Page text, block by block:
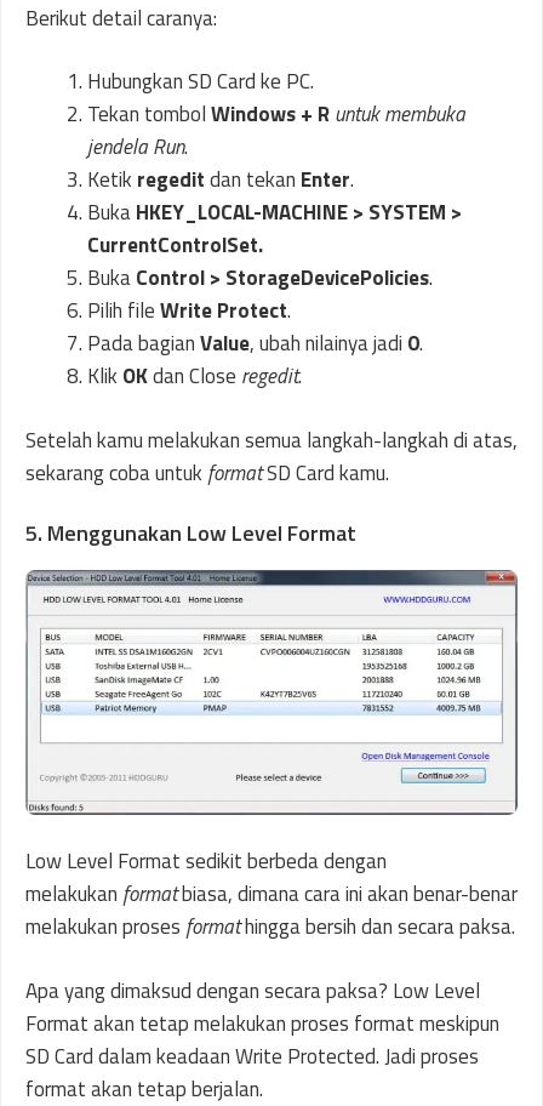
Berikut detail caranya:
Hubungkan SD Card ke PC.
Tekan tombolWindows + Runtuk membuka
jendela Run.
Ketik regeditdan tekan Enter.
BukaHKEY_LOCAL-MACHINE > SYSTEM >
CurrentControlSet.
BukaControl > StorageDevicePolicies.
Pilih fileWrite Protect.
Pada bagianValue, ubah nilainya jadi 0.
Klik OKdan Close regedit.
Setelah kamu melakukan semua langkah-langkah di atas,
sekarang coba untuk formatSD Card kamu.
5. Menggunakan Low Level Format
Low Level Format sedikit berbeda dengan
melakukan formatbiasa, dimana cara ini akan benar-benar
melakukan proses formathingga bersih dan secara paksa.
Apa yang dimaksud dengan secara paksa? Low Level
Format akan tetap melakukan proses format meskipun
SD Card dalam keadaan Write Protected. Jadi proses
format akan tetap berjalan.